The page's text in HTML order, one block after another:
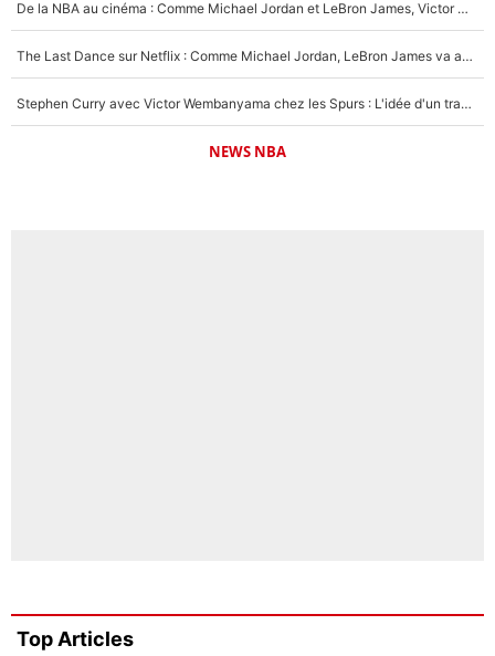
De la NBA au cinéma : Comme Michael Jordan et LeBron James, Victor Wembanyama rêve d'une carrière d'acteur !
The Last Dance sur Netflix : Comme Michael Jordan, LeBron James va avoir le droit à sa série !
Stephen Curry avec Victor Wembanyama chez les Spurs : L'idée d'un trade historique est lancée en NBA !
NEWS NBA
Top Articles